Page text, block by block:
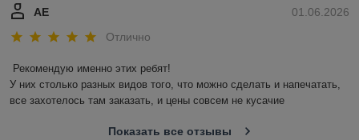
01.06.2026
АЕ
Отлично
Рекомендую именно этих ребят!
У них столько разных видов того, что можно сделать и напечатать,
все захотелось там заказать, и цены совсем не кусачие
Показать все отзывы